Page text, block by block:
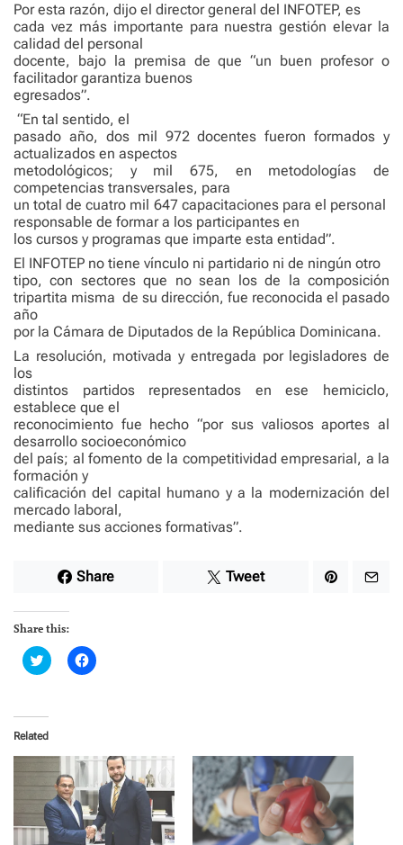
Por esta razón, dijo el director general del INFOTEP, es
cada vez más importante para nuestra gestión elevar la
calidad del personal
docente, bajo la premisa de que “un buen profesor o
facilitador garantiza buenos
egresados”.
“En tal sentido, el
pasado año, dos mil 972 docentes fueron formados y
actualizados en aspectos
metodológicos; y mil 675, en metodologías de
competencias transversales, para
un total de cuatro mil 647 capacitaciones para el personal
responsable de formar a los participantes en
los cursos y programas que imparte esta entidad”.
El INFOTEP no tiene vínculo ni partidario ni de ningún otro
tipo, con sectores que no sean los de la composición
tripartita misma de su dirección, fue reconocida el pasado
año
por la Cámara de Diputados de la República Dominicana.
La resolución, motivada y entregada por legisladores de
los
distintos partidos representados en ese hemiciclo,
establece que el
reconocimiento fue hecho “por sus valiosos aportes al
desarrollo socioeconómico
del país; al fomento de la competitividad empresarial, a la
formación y
calificación del capital humano y a la modernización del
mercado laboral,
mediante sus acciones formativas”.
Share Tweet
Share this:
C
l
t
o
s
a
r
e
o
n
T
w
C
l
a
e
o
n
F
a
Related